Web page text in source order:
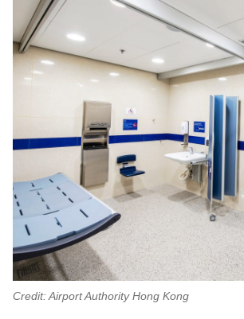
Credit: Airport Authority Hong Kong